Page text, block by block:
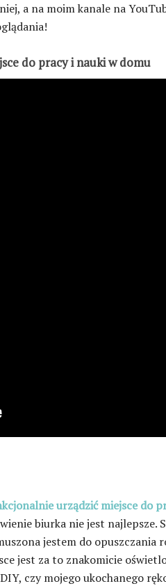
a na moim kanale na
do pracy i nauki w domu
urządzić miejsce do
biurka nie jest najlepsze.
jestem do opuszczania
jest za to znakomicie
czy mojego ukochanego